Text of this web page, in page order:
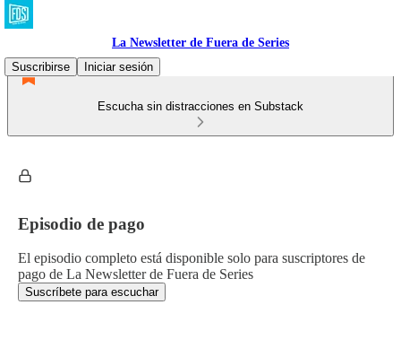
La Newsletter de Fuera de Series
Suscribirse
Iniciar sesión
Escucha sin distracciones en Substack
Episodio de pago
El episodio completo está disponible solo para suscriptores de
pago de La Newsletter de Fuera de Series
Suscríbete para escuchar